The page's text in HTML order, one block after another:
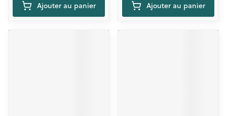
Ajouter au panier Ajouter au panier